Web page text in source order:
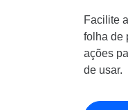
Facilite
folha de
ações
de usar.